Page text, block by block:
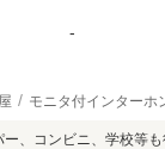
-
モニタ付インターホ
、コンビニ、学校等